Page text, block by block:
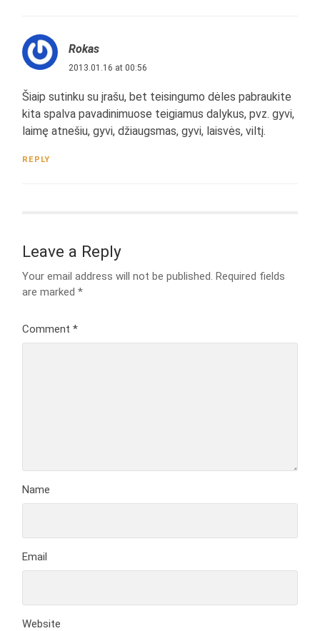
Rokas
2013.01.16 at 00:56
Šiaip sutinku su įrašu, bet teisingumo dėles pabraukite
kita spalva pavadinimuose teigiamus dalykus, pvz. gyvi,
laimę atnešiu, gyvi, džiaugsmas, gyvi, laisvės, viltį.
REPLY
Leave a Reply
Your email address will not be published. Required fields
are marked*
Comment*
Name
Email
Website